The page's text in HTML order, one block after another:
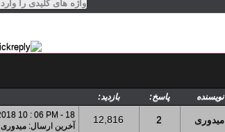
نویسنده پاسخ: بازدید:
میدوری 2
12,816
18 - December - 2018 10 : 06 PM
آخرین ارسال:میدوری